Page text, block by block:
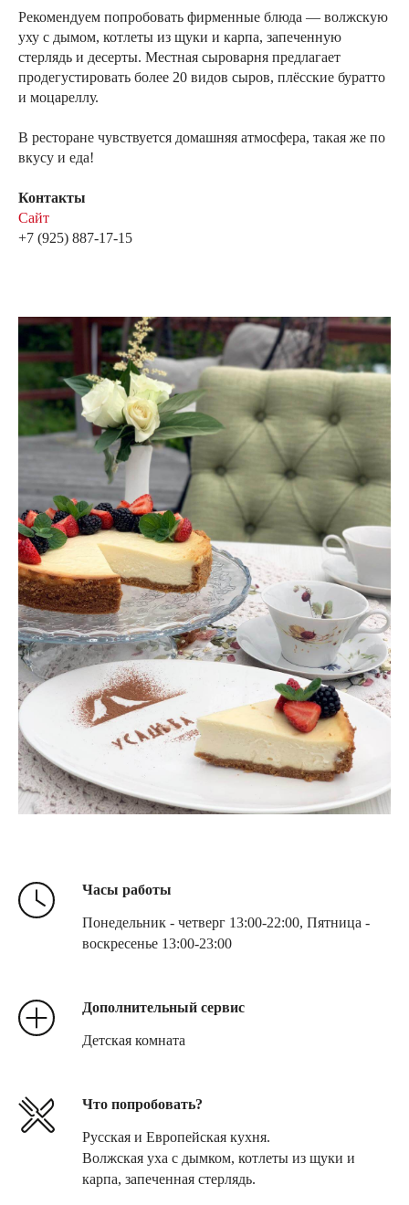
Рекомендуем попробовать фирменные блюда — волжскую
уху с дымом, котлеты из щуки и карпа, запеченную
стерлядь и десерты. Местная сыроварня предлагает
продегустировать более 20 видов сыров, плёсские буратто
и моцареллу.
В ресторане чувствуется домашняя атмосфера, такая же по
вкусу и еда!
Контакты
Сайт
+7 (925) 887-17-15
Часы работы
Понедельник - четверг 13:00-22:00, Пятница -
воскресенье 13:00-23:00
Дополнительный сервис
Детская комната
Что попробовать?
Русская и Европейская кухня.
Волжская уха с дымком, котлеты из щуки и
карпа, запеченная стерлядь.